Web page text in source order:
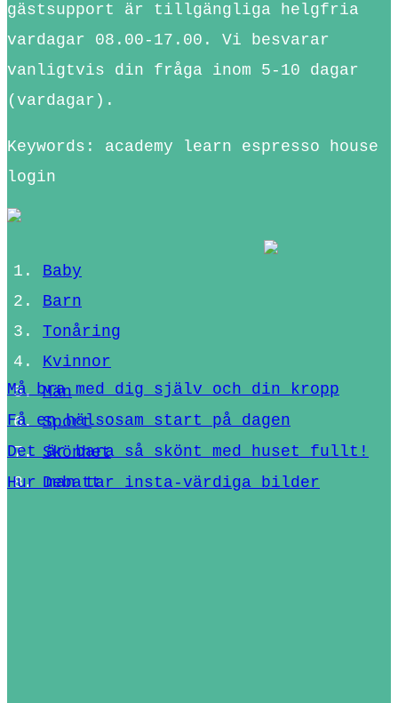
gästsupport är tillgängliga helgfria
vardagar 08.00-17.00. Vi besvarar
vanligtvis din fråga inom 5-10 dagar
(vardagar).
Keywords: academy learn espresso house
login
Baby
Barn
Tonåring
Kvinnor
Män
Sport
Skönhet
Debatt
Må bra med dig själv och din kropp
Få en hälsosam start på dagen
Det är bara så skönt med huset fullt!
Hur man tar insta-värdiga bilder